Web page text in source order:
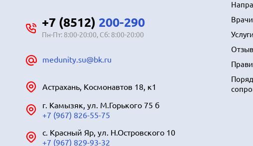
+7 (8512) 200-290
Пн-Пт: 8:00-20:00, Сб: 8:00-20:00
medunity.su@bk.ru
Астрахань, Космонавтов 18, к1
г. Камызяк, ул. М.Горького 75 б
+7 (967) 826-55-75
с. Красный Яр, ул. Н.Островского 10
+7 (967) 829-93-32
Врачи